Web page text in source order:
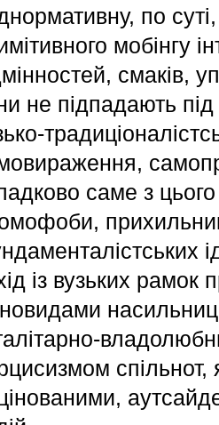
по
мобінгу
смаків,
не підпадають
саме з
із вузьких рамок